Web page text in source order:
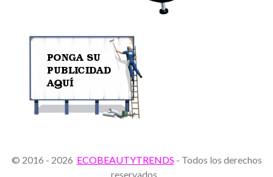
© 2016 - 2026 ECOBEAUTYTRENDS - Todos los derechos
reservados